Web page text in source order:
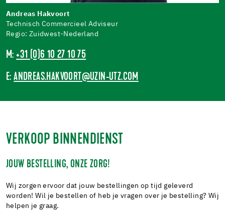
Andreas Hakvoort
Technisch Commercieel Adviseur
Regio: Zuidwest-Nederland
M:+31 (0)6 10 27 10 75
E:ANDREAS.HAKVOORT@UZIN-UTZ.COM
VERKOOP BINNENDIENST
JOUW BESTELLING, ONZE ZORG!
Wij zorgen ervoor dat jouw bestellingen op tijd geleverd
worden! Wil je bestellen of heb je vragen over je bestelling? Wij
helpen je graag.